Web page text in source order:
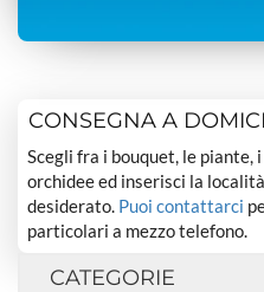
CONSEGNA A
Scegli fra i bouquet, le piante,
orchidee ed inserisci la
desiderato. Puoi contattarci
particolari a mezzo telefono.
CATEGORIE